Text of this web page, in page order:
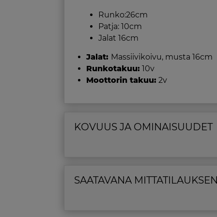
Runko:26cm
Patja: 10cm
Jalat 16cm
Jalat: Massiivikoivu, musta 16cm
Runkotakuu: 10v
Moottorin takuu: 2v
KOVUUS JA OMINAISUUDET
SAATAVANA